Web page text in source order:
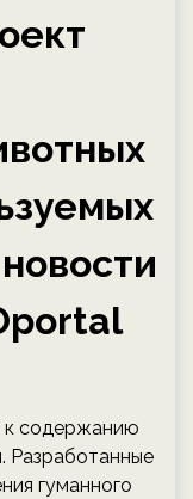
к содержанию
Разработанные
гуманного